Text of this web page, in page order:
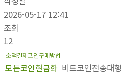
2026-05-17 12:41
조회
12
소액결제코인구매방법
모든코인현금화 비트코인전송대행